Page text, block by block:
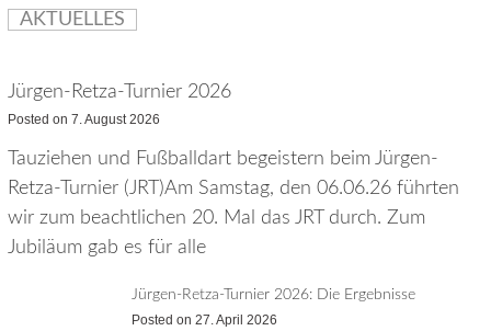
AKTUELLES
Jürgen-Retza-Turnier 2026
Posted on 7. August 2026
Tauziehen und Fußballdart begeistern beim Jürgen-
Retza-Turnier (JRT)Am Samstag, den 06.06.26 führten
wir zum beachtlichen 20. Mal das JRT durch. Zum
Jubiläum gab es für alle
Jürgen-Retza-Turnier 2026: Die Ergebnisse
Posted on 27. April 2026